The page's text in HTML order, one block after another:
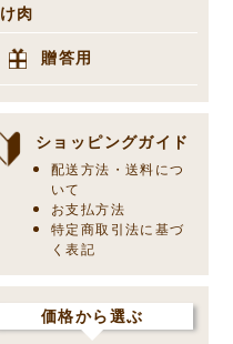
け肉
贈答用
ショッピングガイド
配送方法・送料につ
いて
お支払方法
特定商取引法に基づ
く表記
価格から選ぶ